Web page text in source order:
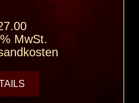
MwSt.